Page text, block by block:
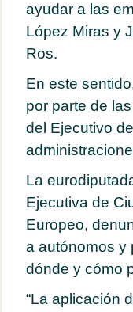
ayudar a las
López Miras y
Ros.
En este
por parte de
del Ejecutivo
La
Ejecutiva de
Europeo,
a autónomos y
dónde y cómo
“La aplicación